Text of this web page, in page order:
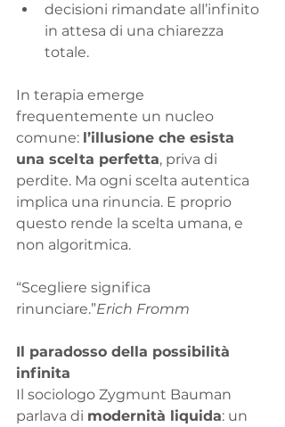
decisioni rimandate all’infinito
in attesa di una chiarezza
totale.
In terapia emerge
frequentemente un nucleo
comune: l’illusione che esista
una scelta perfetta, priva di
perdite. Ma ogni scelta autentica
implica una rinuncia. E proprio
questo rende la scelta umana, e
non algoritmica.
“Scegliere significa
rinunciare.”Erich Fromm
Il paradosso della possibilità
infinita
Il sociologo Zygmunt Bauman
parlava di modernità liquida: un